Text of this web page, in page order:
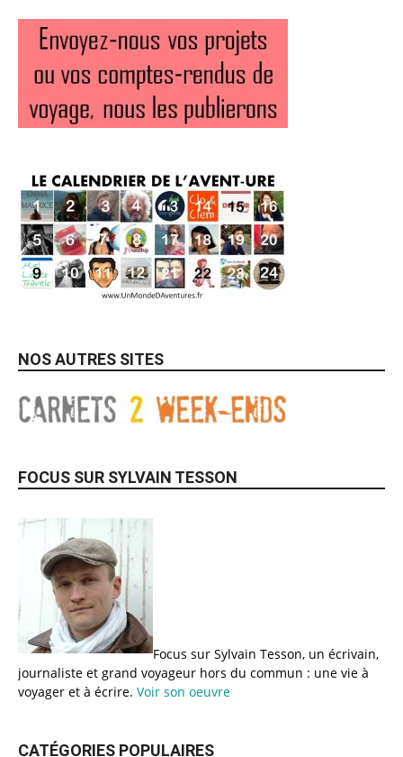
NOS AUTRES SITES
FOCUS SUR SYLVAIN TESSON
Focus sur Sylvain Tesson, un écrivain,
journaliste et grand voyageur hors du commun : une vie à
voyager et à écrire. Voir son oeuvre
CATÉGORIES POPULAIRES